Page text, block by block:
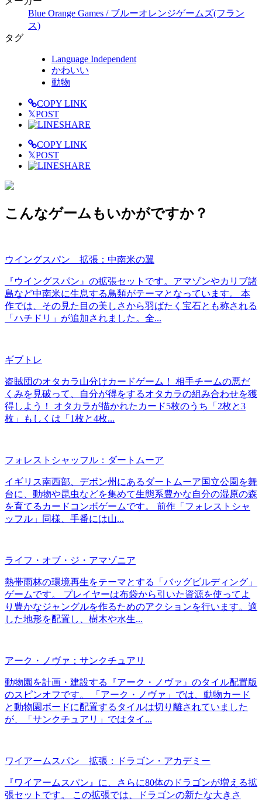
Blue Orange Games / ブルーオレンジゲームズ(フラン
ス)
タグ
Language Independent
かわいい
動物
COPY LINK
𝕏POST
SHARE
COPY LINK
𝕏POST
SHARE
こんなゲームもいかがですか？
ウイングスパン 拡張：中南米の翼
『ウイングスパン』の拡張セットです。アマゾンやカリブ諸
島など中南米に生息する鳥類がテーマとなっています。 本
作では、その見た目の美しさから羽ばたく宝石とも称される
「ハチドリ」が追加されました。全...
ギブトレ
盗賊団のオタカラ山分けカードゲーム！ 相手チームの悪だ
くみを見破って、自分が得をするオタカラの組み合わせを獲
得しよう！ オタカラが描かれたカード5枚のうち「2枚と3
枚」もしくは「1枚と4枚...
フォレストシャッフル：ダートムーア
イギリス南西部、デボン州にあるダートムーア国立公園を舞
台に、動物や昆虫などを集めて生態系豊かな自分の湿原の森
を育てるカードコンボゲームです。 前作「フォレストシャ
ッフル」同様、手番には山...
ライフ・オブ・ジ・アマゾニア
熱帯雨林の環境再生をテーマとする「バッグビルディング」
ゲームです。 プレイヤーは布袋から引いた資源を使ってよ
り豊かなジャングルを作るためのアクションを行います。適
した地形を配置し、樹木や水生...
アーク・ノヴァ：サンクチュアリ
動物園を計画・建設する『アーク・ノヴァ』のタイル配置版
のスピンオフです。 「アーク・ノヴァ」では、動物カード
と動物園ボードに配置するタイルは切り離されていました
が、「サンクチュアリ」ではタイ...
ワイアームスパン 拡張：ドラゴン・アカデミー
『ワイアームスパン』に、さらに80体のドラゴンが増える拡
張セットです。 この拡張では、ドラゴンの新たな大きさ